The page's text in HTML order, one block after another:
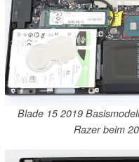
Blade 15 2019
Razer beim